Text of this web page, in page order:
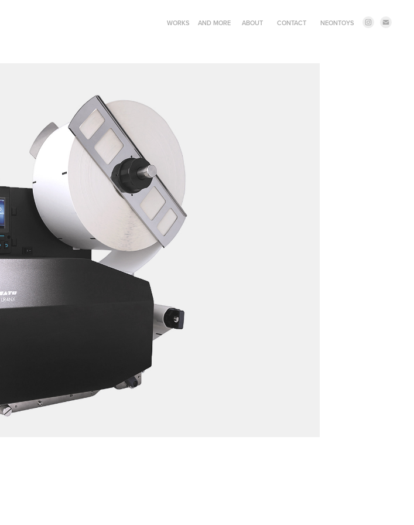
WORKS AND MORE ABOUT CONTACT NEONTOYS